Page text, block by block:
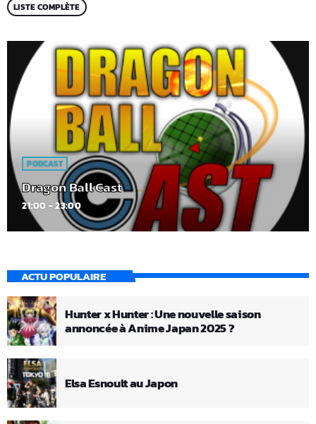
LISTE COMPLÈTE
PODCAST
Dragon Ball Cast
21:00 - 23:00
ACTU POPULAIRE
Hunter x Hunter : Une nouvelle saison
annoncée à Anime Japan 2025 ?
Elsa Esnoult au Japon